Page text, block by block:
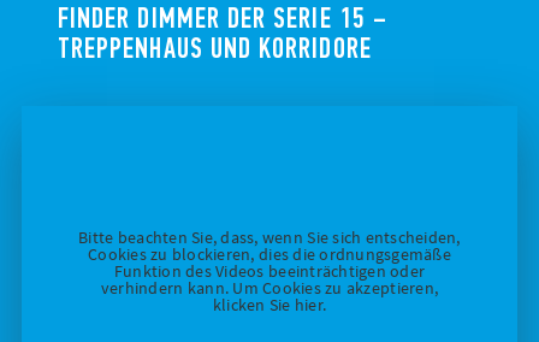
FINDER DIMMER DER SERIE 15 –
TREPPENHAUS UND KORRIDORE
Bitte beachten Sie, dass, wenn Sie sich entscheiden,
Cookies zu blockieren, dies die ordnungsgemäße
Funktion des Videos beeinträchtigen oder
verhindern kann. Um Cookies zu akzeptieren,
klicken Sie hier.